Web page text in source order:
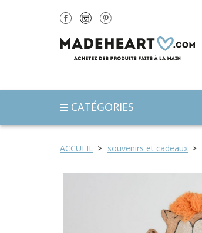
ACCUEIL souvenirs et cadeaux
CATÉGORIES